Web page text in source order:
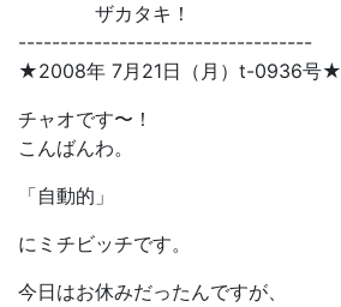
ザカタキ！
-----------------------------------
★2008年 7月21日（月）t-0936号★
チャオです〜！
こんばんわ。
「自動的」
にミチビッチです。
今日はお休みだったんですが、